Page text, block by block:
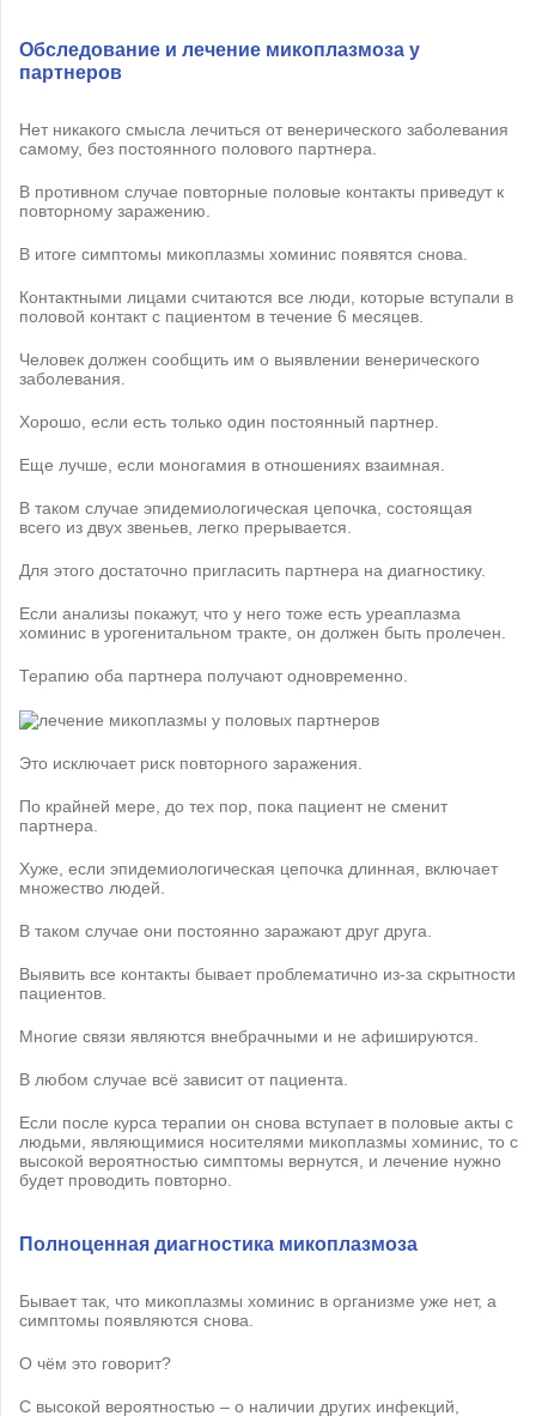
Обследование и лечение микоплазмоза у
партнеров
Нет никакого смысла лечиться от венерического заболевания
самому, без постоянного полового партнера.
В противном случае повторные половые контакты приведут к
повторному заражению.
В итоге симптомы микоплазмы хоминис появятся снова.
Контактными лицами считаются все люди, которые вступали в
половой контакт с пациентом в течение 6 месяцев.
Человек должен сообщить им о выявлении венерического
заболевания.
Хорошо, если есть только один постоянный партнер.
Еще лучше, если моногамия в отношениях взаимная.
В таком случае эпидемиологическая цепочка, состоящая
всего из двух звеньев, легко прерывается.
Для этого достаточно пригласить партнера на диагностику.
Если анализы покажут, что у него тоже есть уреаплазма
хоминис в урогенитальном тракте, он должен быть пролечен.
Терапию оба партнера получают одновременно.
Это исключает риск повторного заражения.
По крайней мере, до тех пор, пока пациент не сменит
партнера.
Хуже, если эпидемиологическая цепочка длинная, включает
множество людей.
В таком случае они постоянно заражают друг друга.
Выявить все контакты бывает проблематично из-за скрытности
пациентов.
Многие связи являются внебрачными и не афишируются.
В любом случае всё зависит от пациента.
Если после курса терапии он снова вступает в половые акты с
людьми, являющимися носителями микоплазмы хоминис, то с
высокой вероятностью симптомы вернутся, и лечение нужно
будет проводить повторно.
Полноценная диагностика микоплазмоза
Бывает так, что микоплазмы хоминис в организме уже нет, а
симптомы появляются снова.
О чём это говорит?
С высокой вероятностью – о наличии других инфекций,